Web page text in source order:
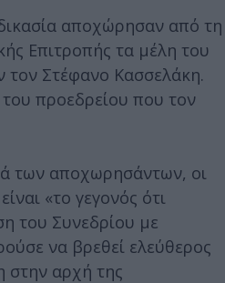
αποχώρησαν από τη
Επιτροπής τα μέλη του
τον Στέφανο Κασσελάκη.
προεδρείου που τον
των αποχωρησάντων, οι
«το γεγονός ότι
του Συνεδρίου με
να βρεθεί ελεύθερος
στην αρχή της